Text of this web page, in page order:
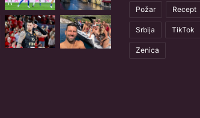
Požar Recept
Srbija TikTok
Zenica